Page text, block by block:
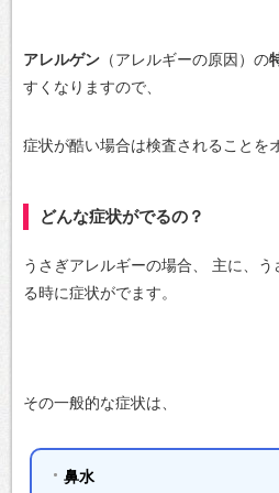
アレルゲン （アレルギーの原因）の
すくなりますので、
症状が酷い場合は検査されることを
どんな症状がでるの？
うさぎアレルギーの場合、
主に、う
る時に症状がでます。
その一般的な症状は、
鼻水